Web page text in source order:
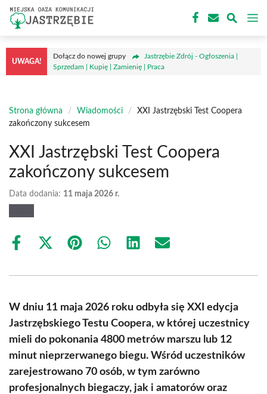
Przejdź
treści
UWAGA!
Dołącz do nowej grupy
Jastrzębie Zdrój - Ogłoszenia |
Sprzedam | Kupię | Zamienię | Praca
Strona główna / Wiadomości /
XXI Jastrzębski Test Coopera
zakończony sukcesem
XXI Jastrzębski Test Coopera
zakończony sukcesem
Data dodania: 11 maja 2026 r.
Share
Share
(Twitter)
Share Share Share Share
W dniu 11 maja 2026 roku odbyła się XXI edycja
Jastrzębskiego Testu Coopera, w której uczestnicy
mieli do pokonania 4800 metrów marszu lub 12
minut nieprzerwanego biegu. Wśród uczestników
zarejestrowano 70 osób, w tym zarówno
profesjonalnych biegaczy, jak i amatorów oraz